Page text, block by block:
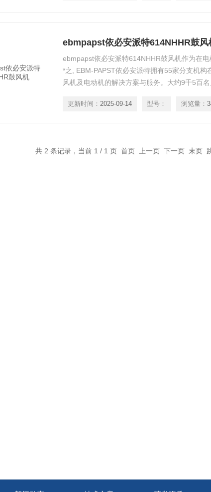
ebmpapst依必安派特614NHHR鼓风
ebmpapst依必安派特614NHHR鼓风机作为在
*之, EBM-PAPST依必安派特拥有55家分支机构
风机及电动机的解决方案与服务。大约9千5百
风机生产商, EBM-PAPST依必安派特的特征是:
更新时间： 2025-09-14 型号： 浏览量：
共 2 条记录，当前 1 / 1 页 首页 上一页 下一页 末页